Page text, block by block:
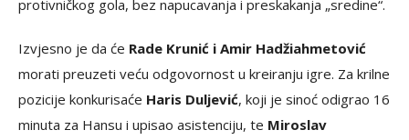
protivničkog gola, bez napucavanja i preskakanja „sredine“.
Izvjesno je da će Rade Krunić i Amir Hadžiahmetović
morati preuzeti veću odgovornost u kreiranju igre. Za krilne
pozicije konkurisaće Haris Duljević, koji je sinoć odigrao 16
minuta za Hansu i upisao asistenciju, te Miroslav